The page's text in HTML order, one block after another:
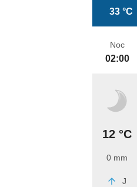
33 °C
Noc
02:00
12 °C
0 mm
J